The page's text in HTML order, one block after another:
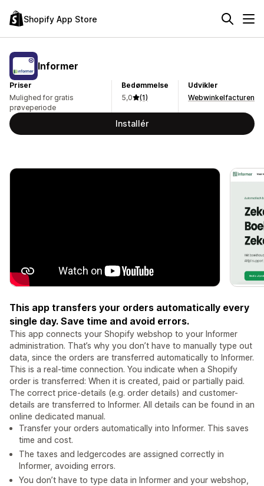
Shopify App Store
Informer
Priser
Mulighed for gratis
prøveperiode
Bedømmelse
5,0
(1)
Udvikler
Webwinkelfacturen
Installér
This app transfers your orders automatically every
single day. Save time and avoid errors.
This app connects your Shopify webshop to your Informer
administration. That’s why you don’t have to manually type out
data, since the orders are transferred automatically to Informer.
This is a real-time connection. You indicate when a Shopify
order is transferred: When it is created, paid or partially paid.
The correct price-details (e.g. order details) and customer-
details are transferred to Informer. All details can be found in an
online dedicated manual.
Transfer your orders automatically into Informer. This saves
time and cost.
The taxes and ledgercodes are assigned correctly in
Informer, avoiding errors.
You don’t have to type data in Informer and your webshop,